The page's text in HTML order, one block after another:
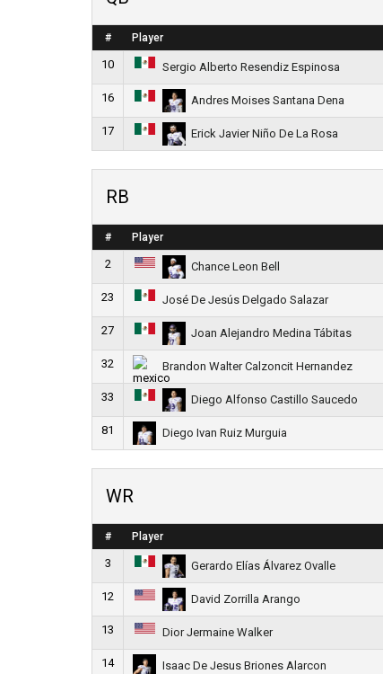
# Player
10 Sergio Alberto Resendiz Espinosa
16 Andres Moises Santana Dena
17 Erick Javier Niño De La Rosa
RB
# Player
2 Chance Leon Bell
23 José De Jesús Delgado Salazar
27 Joan Alejandro Medina Tábitas
32 Brandon Walter Calzoncit Hernandez
33 Diego Alfonso Castillo Saucedo
81 Diego Ivan Ruiz Murguia
WR
# Player
3 Gerardo Elías Álvarez Ovalle
12 David Zorrilla Arango
13 Dior Jermaine Walker
14 Isaac De Jesus Briones Alarcon